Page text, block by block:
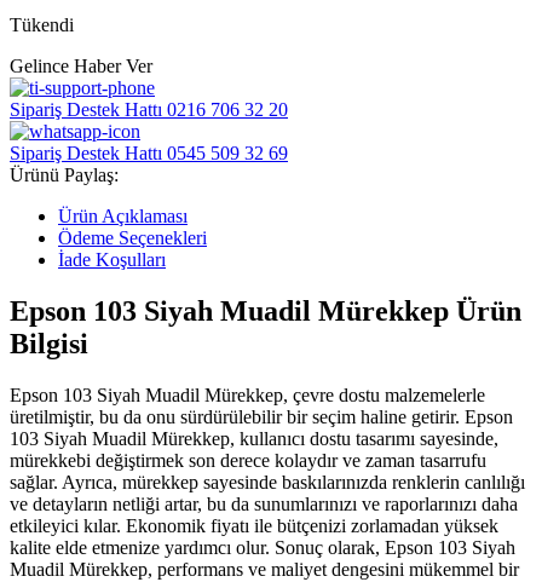
Tükendi
Gelince Haber Ver
Sipariş Destek Hattı 0216 706 32 20
Sipariş Destek Hattı 0545 509 32 69
Ürünü Paylaş:
Ürün Açıklaması
Ödeme Seçenekleri
İade Koşulları
Epson 103 Siyah Muadil Mürekkep Ürün
Bilgisi
Epson 103 Siyah Muadil Mürekkep, çevre dostu malzemelerle
üretilmiştir, bu da onu sürdürülebilir bir seçim haline getirir. Epson
103 Siyah Muadil Mürekkep, kullanıcı dostu tasarımı sayesinde,
mürekkebi değiştirmek son derece kolaydır ve zaman tasarrufu
sağlar. Ayrıca, mürekkep sayesinde baskılarınızda renklerin canlılığı
ve detayların netliği artar, bu da sunumlarınızı ve raporlarınızı daha
etkileyici kılar. Ekonomik fiyatı ile bütçenizi zorlamadan yüksek
kalite elde etmenize yardımcı olur. Sonuç olarak, Epson 103 Siyah
Muadil Mürekkep, performans ve maliyet dengesini mükemmel bir